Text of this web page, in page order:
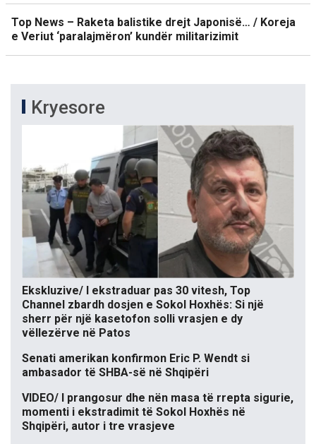
Top News – Raketa balistike drejt Japonisë… / Koreja
e Veriut ‘paralajmëron’ kundër militarizimit
Kryesore
Ekskluzive/ I ekstraduar pas 30 vitesh, Top
Channel zbardh dosjen e Sokol Hoxhës: Si një
sherr për një kasetofon solli vrasjen e dy
vëllezërve në Patos
Senati amerikan konfirmon Eric P. Wendt si
ambasador të SHBA-së në Shqipëri
VIDEO/ I prangosur dhe nën masa të rrepta sigurie,
momenti i ekstradimit të Sokol Hoxhës në
Shqipëri, autor i tre vrasjeve